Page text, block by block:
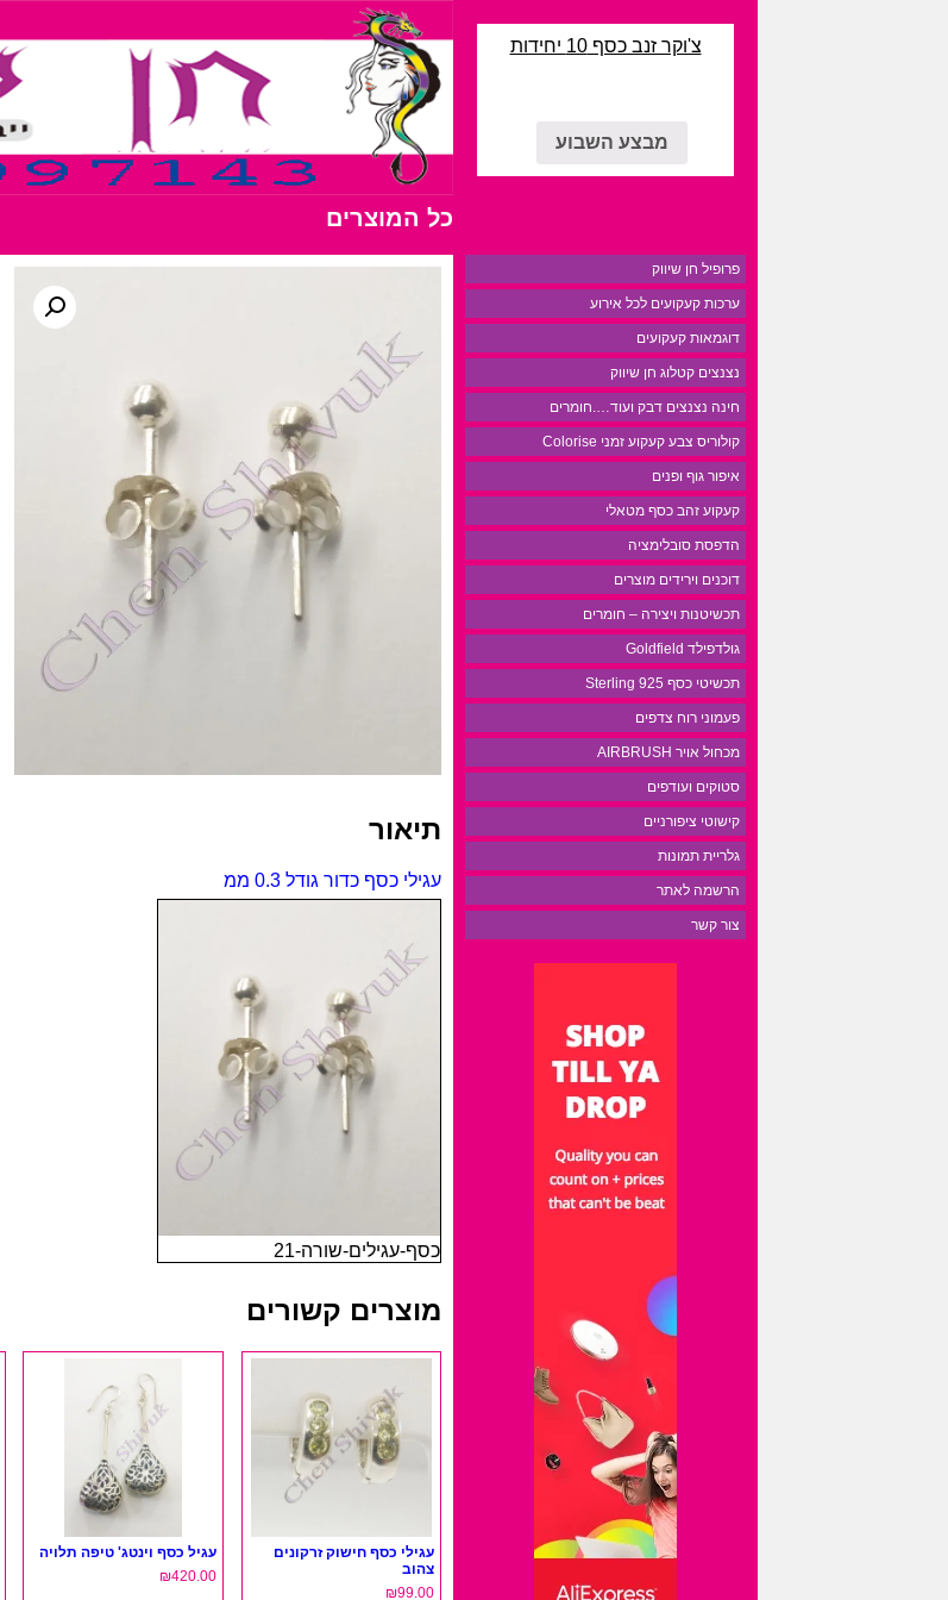
צ'וקר זנב כסף 10 יחידות
מבצע השבוע
כל המוצרים
פרופיל חן שיווק
ערכות קעקועים לכל אירוע
דוגמאות קעקועים
נצנצים קטלוג חן שיווק
חינה נצנצים דבק ועוד….חומרים
קולוריס צבע קעקוע זמני Colorise
איפור גוף ופנים
קעקוע זהב כסף מטאלי
הדפסת סובלימציה
דוכנים וירידים מוצרים
תכשיטנות ויצירה – חומרים
גולדפילד Goldfield
תכשיטי כסף 925 Sterling
פעמוני רוח צדפים
מכחול אויר AIRBRUSH
סטוקים ועודפים
קישוטי ציפורניים
גלריית תמונות
הרשמה לאתר
צור קשר
תיאור
עגילי כסף כדור גודל 0.3 ממ
כסף-עגילים-שורה-21
מוצרים קשורים
עגילי כסף חישוק זרקונים
צהוב
₪99.00
עגיל כסף וינטג' טיפה תלויה
₪420.00